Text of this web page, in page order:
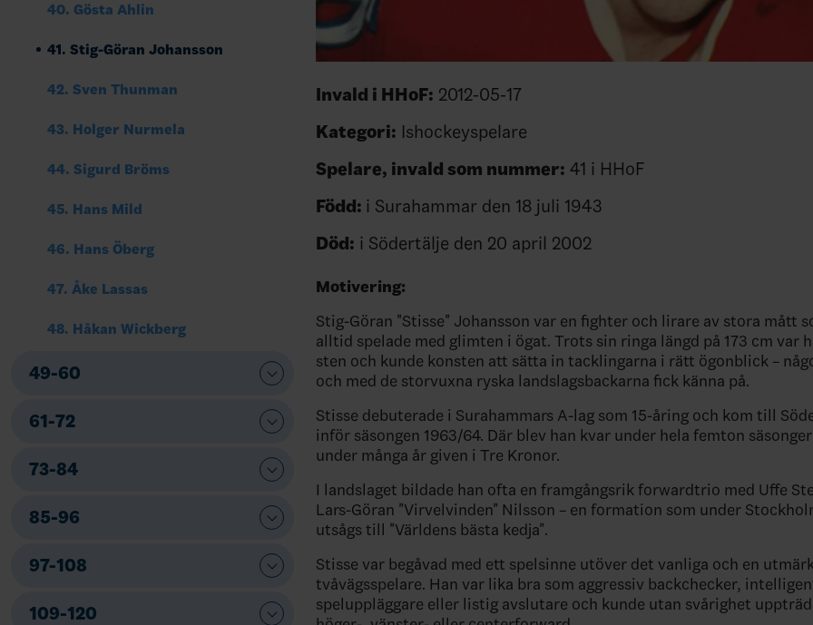
40. Gösta Ahlin
41. Stig-Göran Johansson
42. Sven Thunman
43. Holger Nurmela
44. Sigurd Bröms
45. Hans Mild
46. Hans Öberg
47. Åke Lassas
48. Håkan Wickberg
49-60
61-72
73-84
85-96
97-108
109-120
Invald i HHoF: 2012-05-17
Kategori: Ishockeyspelare
Spelare, invald som nummer: 41 i HHoF
Född: i Surahammar den 18 juli 1943
Död: i Södertälje den 20 april 2002
Motivering:
Stig-Göran "Stisse" Johansson var en fighter och lirare av stora mått
alltid spelade med glimten i ögat. Trots sin ringa längd på 173 cm var
sten och kunde konsten att sätta in tacklingarna i rätt ögonblick –
och med de storvuxna ryska landslagsbackarna fick känna på.
Stisse debuterade i Surahammars A-lag som 15-åring och kom till
inför säsongen 1963/64. Där blev han kvar under hela femton
under många år given i Tre Kronor.
I landslaget bildade han ofta en framgångsrik forwardtrio med Uffe
Lars-Göran "Virvelvinden" Nilsson – en formation som under
utsågs till "Världens bästa kedja".
Stisse var begåvad med ett spelsinne utöver det vanliga och en
tvåvägsspelare. Han var lika bra som aggressiv backchecker,
speluppläggare eller listig avslutare och kunde utan svårighet